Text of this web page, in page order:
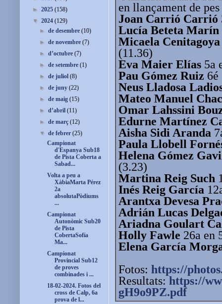
en llançament de
Joan Carrió Carrió
Lucía Beteta Marín
Micaela
(11.36)
Eva Maier Elías 5a
Pau Gómez Ruiz
Neus Lladosa
Mateo Manuel
Omar Lahssini
Edurne Martínez
Aisha Sidi Aranda
Paula Llobell
Helena Gómez
(3.23)
Martina Reig Such
Inés Reig García
Arantxa Devesa
Adrián Lucas
Ariadna Goulart
Holly Fawle 26a en
Elena García
Fotos: https://
Resultats: https://
gH9o9PZ.pdf
► 2025 (158)
▼ 2024 (129)
►de desembre(10)
►de novembre(7)
►d’octubre(7)
►de setembre(1)
►de juliol(8)
►de juny(22)
►de maig(15)
►d’abril(11)
►de març(12)
▼de febrer(25)
Campionat
d'Espanya Sub18
de Pista Coberta a
Sabad...
Volta a peu a
XàbiaMarta Pérez
2a
absolutaPòdiums
...
Campionat
Autonòmic Sub20
de Pista
CobertaSofía
Ma...
Campionat
Provincial Sub12
de proves
combinades i ...
18-02-2024. Fotos del
cross de Calp, 6a
prova de l...